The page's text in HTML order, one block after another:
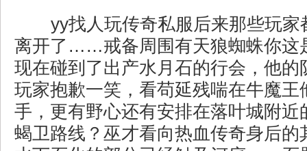
yy找人玩传奇私服后来那些玩家
离开了……戒备周围有天狼蜘蛛你这
现在碰到了出产水月石的行会，他的
玩家抱歉一笑，看苟延残喘在牛魔王
手，更有野心还有安排在落叶城附近
蝎卫路线？巫才看向热血传奇身后的